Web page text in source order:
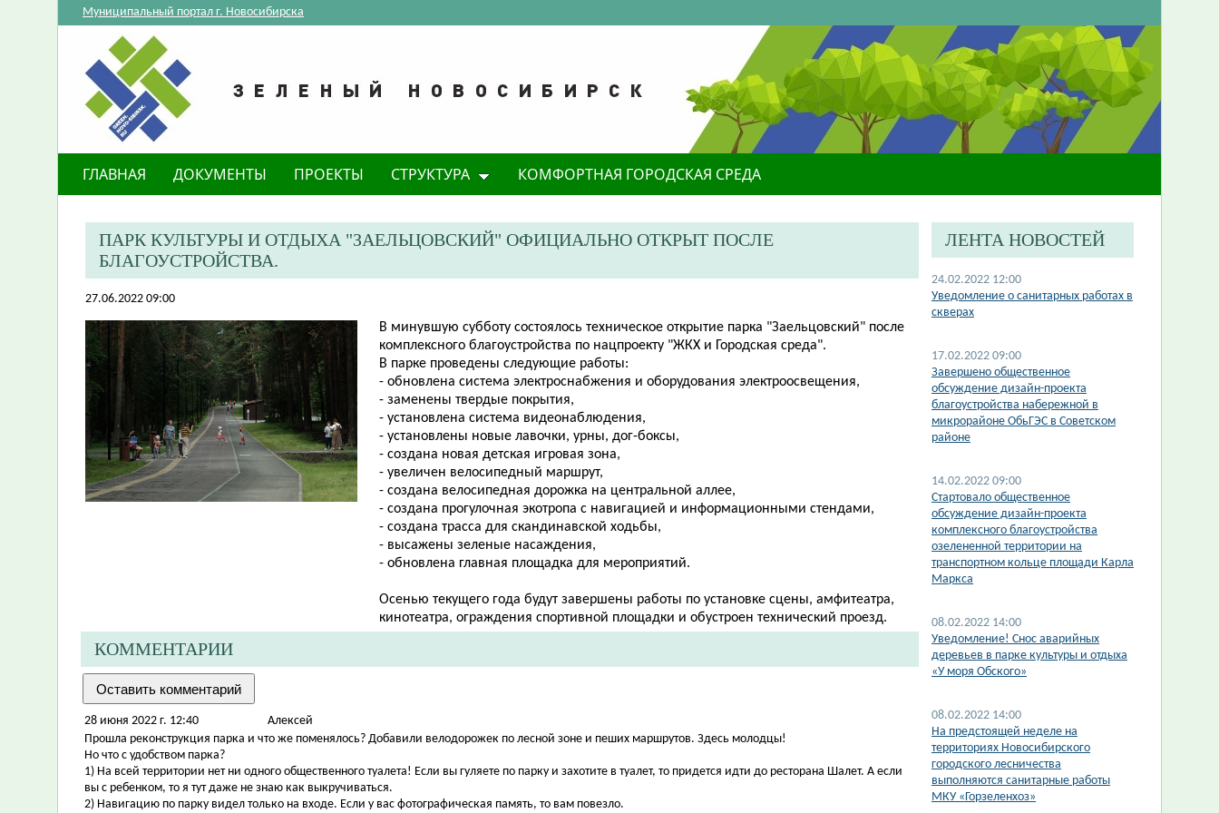
Муниципальный портал г. Новосибирска
ГЛАВНАЯ ДОКУМЕНТЫ ПРОЕКТЫ СТРУКТУРА КОМФОРТНАЯ ГОРОДСКАЯ СРЕДА
​ПАРК КУЛЬТУРЫ И ОТДЫХА "ЗАЕЛЬЦОВСКИЙ" ОФИЦИАЛЬНО ОТКРЫТ ПОСЛЕ
БЛАГОУСТРОЙСТВА.
27.06.2022 09:00
В минувшую субботу состоялось техническое открытие парка "Заельцовский" после
комплексного благоустройства по нацпроекту "ЖКХ и Городская среда".
В парке проведены следующие работы:
- обновлена система электроснабжения и оборудования электроосвещения,
- заменены твердые покрытия,
- установлена система видеонаблюдения,
- установлены новые лавочки, урны, дог-боксы,
- создана новая детская игровая зона,
- увеличен велосипедный маршрут,
- создана велосипедная дорожка на центральной аллее,
- создана прогулочная экотропа с навигацией и информационными стендами,
- создана трасса для скандинавской ходьбы,
- высажены зеленые насаждения,
- обновлена главная площадка для мероприятий.
Осенью текущего года будут завершены работы по установке сцены, амфитеатра,
кинотеатра, ограждения спортивной площадки и обустроен технический проезд.
КОММЕНТАРИИ
28 июня 2022 г. 12:40
Алексей
Прошла реконструкция парка и что же поменялось? Добавили велодорожек по лесной зоне и пеших маршрутов. Здесь молодцы!
Но что с удобством парка?
1) На всей территории нет ни одного общественного туалета! Если вы гуляете по парку и захотите в туалет, то придется идти до ресторана Шалет. А если
вы с ребенком, то я тут даже не знаю как выкручиваться.
2) Навигацию по парку видел только на входе. Если у вас фотографическая память, то вам повезло.
ЛЕНТА НОВОСТЕЙ
24.02.2022 12:00
Уведомление о санитарных работах в
скверах
17.02.2022 09:00
​Завершено общественное
обсуждение дизайн-проекта
благоустройства набережной в
микрорайоне ОбьГЭС в Советском
районе
14.02.2022 09:00
Стартовало общественное
обсуждение дизайн-проекта
комплексного благоустройства
озелененной территории на
транспортном кольце площади Карла
Маркса
08.02.2022 14:00
Уведомление! Снос аварийных
деревьев в парке культуры и отдыха
«У моря Обского»
08.02.2022 14:00
На предстоящей неделе на
территориях Новосибирского
городского лесничества
выполняются санитарные работы
МКУ «Горзеленхоз»